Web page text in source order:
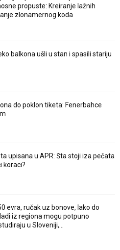
propuste: Kreiranje lažnih
zlonamernog koda
balkona ušli u stan i spasili stariju
do poklon tiketa: Fenerbahce
upisana u APR: Šta stoji iza pečata
koraci?
evra, ručak uz bonove, lako do
iz regiona mogu potpuno
u Sloveniji,...